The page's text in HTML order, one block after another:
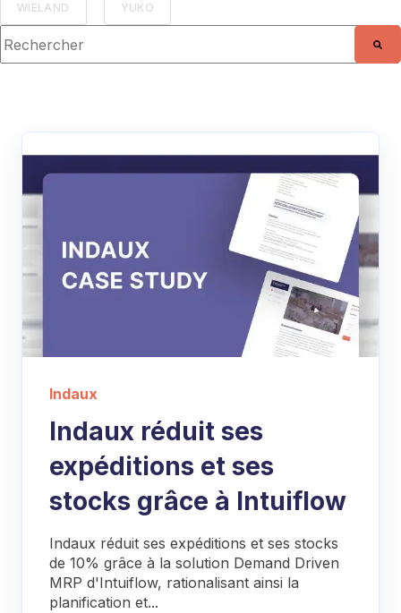
WIELAND YUKO
Il s'agit d'un champ de recherche auquel est associée une
Indaux
Indaux réduit ses
expéditions et ses
stocks grâce à Intuiflow
Indaux réduit ses expéditions et ses stocks
de 10% grâce à la solution Demand Driven
MRP d'Intuiflow, rationalisant ainsi la
planification et...